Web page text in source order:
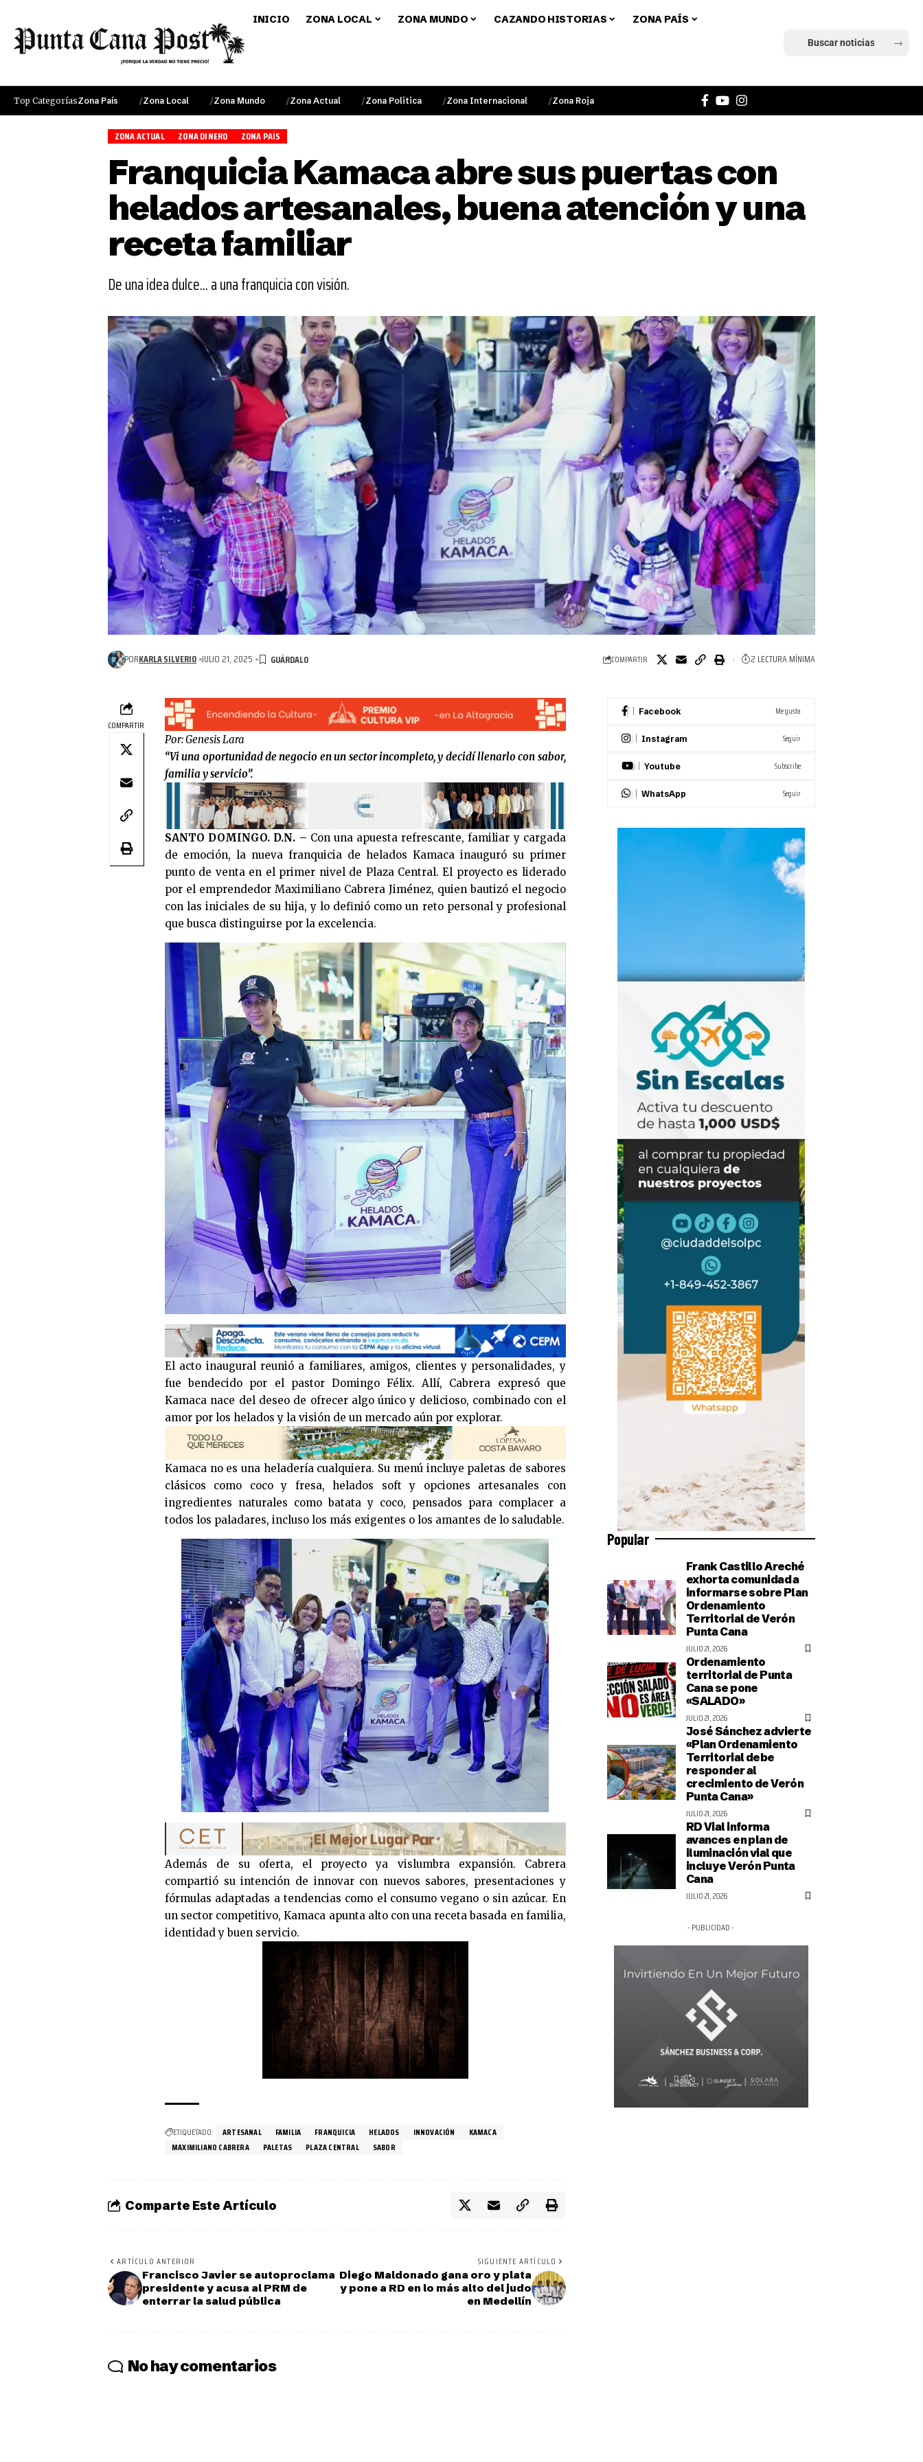
INICIO ZONA LOCAL ZONA MUNDO CAZANDO HISTORIAS ZONA PAÍS
Top CategoríasZona País Zona Local Zona Mundo Zona Actual Zona Politica Zona Internacional Zona Roja
ZONA ACTUAL ZONA DINERO ZONA PAÍS
Franquicia Kamaca abre sus puertas con
helados artesanales, buena atención y una
receta familiar
De una idea dulce... a una franquicia con visión.
PORKARLA SILVERIO JULIO 21, 2025 COMPARTIR 2 LECTURA MÍNIMA
COMPARTIR
Por: Genesis Lara
“Vi una oportunidad de negocio en un sector incompleto, y decidí llenarlo con sabor,
familia y servicio”.
SANTO DOMINGO. D.N. – Con una apuesta refrescante, familiar y cargada
de emoción, la nueva franquicia de helados Kamaca inauguró su primer
punto de venta en el primer nivel de Plaza Central. El proyecto es liderado
por el emprendedor Maximiliano Cabrera Jiménez, quien bautizó el negocio
con las iniciales de su hija, y lo definió como un reto personal y profesional
que busca distinguirse por la excelencia.
El acto inaugural reunió a familiares, amigos, clientes y personalidades, y
fue bendecido por el pastor Domingo Félix. Allí, Cabrera expresó que
Kamaca nace del deseo de ofrecer algo único y delicioso, combinado con el
amor por los helados y la visión de un mercado aún por explorar.
Kamaca no es una heladería cualquiera. Su menú incluye paletas de sabores
clásicos como coco y fresa, helados soft y opciones artesanales con
ingredientes naturales como batata y coco, pensados para complacer a
todos los paladares, incluso los más exigentes o los amantes de lo saludable.
Además de su oferta, el proyecto ya vislumbra expansión. Cabrera
compartió su intención de innovar con nuevos sabores, presentaciones y
fórmulas adaptadas a tendencias como el consumo vegano o sin azúcar. En
un sector competitivo, Kamaca apunta alto con una receta basada en familia,
identidad y buen servicio.
ETIQUETADO: ARTESANAL FAMILIA FRANQUICIA HELADOS INNOVACIÓN
KAMACA
MAXIMILIANO CABRERA
PALETAS PLAZA CENTRAL SABOR
Comparte Este Artículo
ARTÍCULO ANTERIOR
Francisco Javier se autoproclama
presidente y acusa al PRM de
enterrar la salud pública
SIGUIENTE ARTÍCULO
Diego Maldonado gana oro y plata
y pone a RD en lo más alto del judo
en Medellín
No hay comentarios
Facebook Me gusta
Instagram Seguir
Youtube Subscribe
WhatsApp Seguir
Popular
Frank Castillo Areché
exhorta comunidad a
informarse sobre Plan
Ordenamiento
Territorial de Verón
Punta Cana
JULIO 21, 2026
Ordenamiento
territorial de Punta
Cana se pone
«SALADO»
JULIO 21, 2026
José Sánchez advierte
«Plan Ordenamiento
Territorial debe
responder al
crecimiento de Verón
Punta Cana»
JULIO 21, 2026
RD Vial informa
avances en plan de
iluminación vial que
incluye Verón Punta
Cana
JULIO 21, 2026
- PUBLICIDAD -